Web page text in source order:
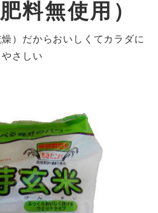
料無使用）
）だからおいしくてカラダに
やさしい